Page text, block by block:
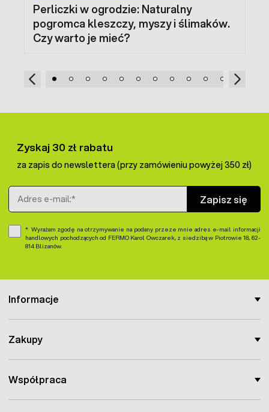
Perliczki w ogrodzie: Naturalny
pogromca kleszczy, myszy i ślimaków.
Czy warto je mieć?
Informacje
Zakupy
Współpraca
Zyskaj 30 zł rabatu
za zapis do newslettera (przy zamówieniu powyżej 350 zł)
Adres e-mail
Zapisz się
Wyrażam zgodę na otrzymywanie na podany przeze mnie adres e-mail informacji
handlowych pochodzących od FERMO Karol Owczarek, z siedzibą w Piotrowie 18, 62-
814 Blizanów.